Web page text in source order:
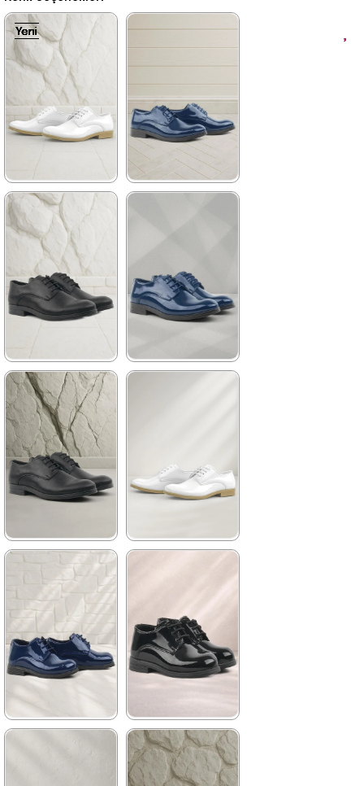
★ ★ ★ ★
1.369,90 ₺
2.349,90 ₺
%42İndirim
Ücretsiz
Kargo
Yeni
Ürün
%42İndirim
Ücretsiz
Kargo
Yeni
Ürün
★ ★ ★ ★ ★
1.369,90 ₺
2.349,90 ₺
%42İndirim
Ücretsiz
Kargo
Yeni
Ürün
%41İndirim
Ücretsiz
Kargo
Yeni
Ürün
★ ★
1.199,90 ₺
2.049,90 ₺
%41İndirim
Ücretsiz
Kargo
Yeni
Ürün
1.199,90 ₺
2.049,90 ₺
%41İndirim
Ücretsiz
Kargo
Yeni
Ürün
★
Yeni
Ürün
★ ★ ★ ★ ★
1.129,90 ₺
Yeni
Ürün
Yeni
Ürün
Yeni
Ürün
Yeni
Ürün